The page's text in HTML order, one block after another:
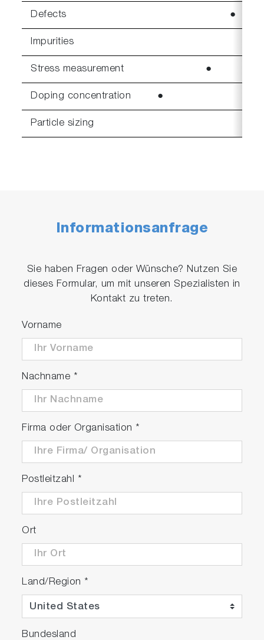
Defects ●
Impurities
Stress measurement ●
Doping concentration ●
Particle sizing
Informationsanfrage
Sie haben Fragen oder Wünsche? Nutzen Sie
dieses Formular, um mit unseren Spezialisten in
Kontakt zu treten.
Vorname
Nachname *
Firma oder Organisation *
Postleitzahl *
Ort
Land/Region *
Bundesland